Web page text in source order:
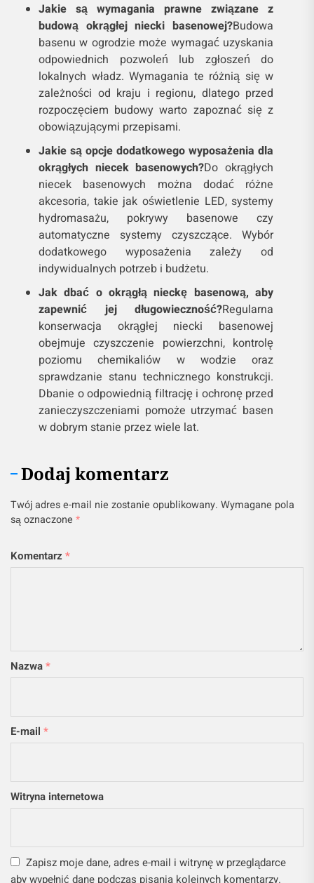
Jakie są wymagania prawne związane z
budową okrągłej niecki basenowej?Budowa
basenu w ogrodzie może wymagać uzyskania
odpowiednich pozwoleń lub zgłoszeń do
lokalnych władz. Wymagania te różnią się w
zależności od kraju i regionu, dlatego przed
rozpoczęciem budowy warto zapoznać się z
obowiązującymi przepisami.
Jakie są opcje dodatkowego wyposażenia dla
okrągłych niecek basenowych?Do okrągłych
niecek basenowych można dodać różne
akcesoria, takie jak oświetlenie LED, systemy
hydromasażu, pokrywy basenowe czy
automatyczne systemy czyszczące. Wybór
dodatkowego wyposażenia zależy od
indywidualnych potrzeb i budżetu.
Jak dbać o okrągłą nieckę basenową, aby
zapewnić jej długowieczność?Regularna
konserwacja okrągłej niecki basenowej
obejmuje czyszczenie powierzchni, kontrolę
poziomu chemikaliów w wodzie oraz
sprawdzanie stanu technicznego konstrukcji.
Dbanie o odpowiednią filtrację i ochronę przed
zanieczyszczeniami pomoże utrzymać basen
w dobrym stanie przez wiele lat.
Dodaj komentarz
Twój adres e-mail nie zostanie opublikowany. Wymagane pola
są oznaczone *
Komentarz *
Nazwa*
E-mail *
Witryna internetowa
Zapisz moje dane, adres e-mail i witrynę w przeglądarce
aby wypełnić dane podczas pisania kolejnych komentarzy.